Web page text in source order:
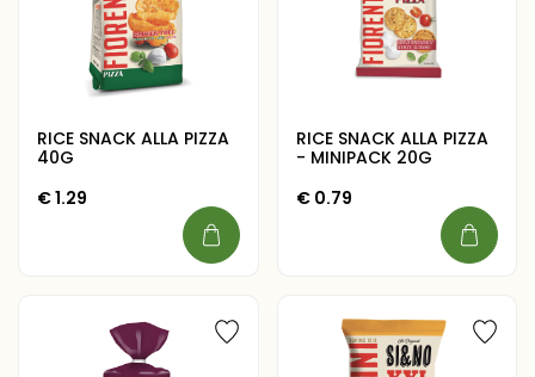
RICE SNACK ALLA PIZZA
40G
€1.29
RICE SNACK ALLA PIZZA
- MINIPACK 20G
€0.79